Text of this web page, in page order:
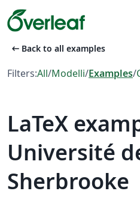
arrow_left_alt Back to all examples
Filters:All/Modelli/Examples/
LaTeX
Université
Sherbrooke